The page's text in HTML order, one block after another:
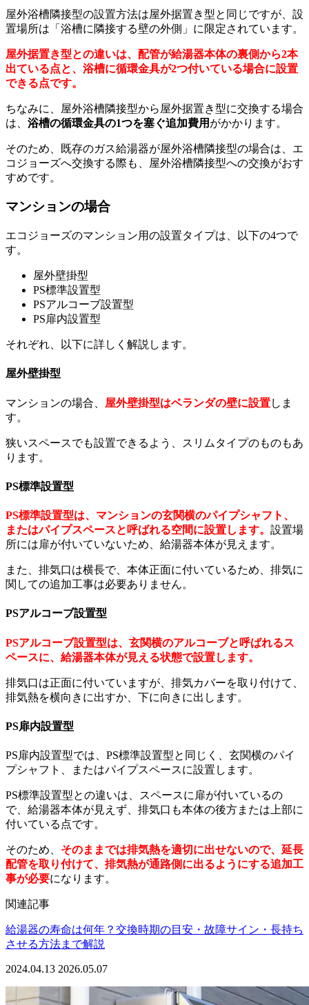
屋外浴槽隣接型の設置方法は屋外据置き型と同じですが、設
置場所は「浴槽に隣接する壁の外側」に限定されています。
屋外据置き型との違いは、配管が給湯器本体の裏側から2本
出ている点と、浴槽に循環金具が2つ付いている場合に設置
できる点です。
ちなみに、屋外浴槽隣接型から屋外据置き型に交換する場合
は、 浴槽の循環金具の1つを塞ぐ追加費用 がかかります。
そのため、既存のガス給湯器が屋外浴槽隣接型の場合は、エ
コジョーズへ交換する際も、屋外浴槽隣接型への交換がおす
すめです。
マンションの場合
エコジョーズのマンション用の設置タイプは、以下の4つで
す。
屋外壁掛型
PS標準設置型
PSアルコーブ設置型
PS扉内設置型
それぞれ、以下に詳しく解説します。
屋外壁掛型
マンションの場合、 屋外壁掛型はベランダの壁に設置しま
す。
狭いスペースでも設置できるよう、スリムタイプのものもあ
ります。
PS標準設置型
PS標準設置型は、マンションの玄関横のパイプシャフト、
またはパイプスペースと呼ばれる空間に設置します。 設置場
所には扉が付いていないため、給湯器本体が見えます。
また、排気口は横長で、本体正面に付いているため、排気に
関しての追加工事は必要ありません。
PSアルコーブ設置型
PSアルコーブ設置型は、玄関横のアルコーブと呼ばれるス
ペースに、給湯器本体が見える状態で設置します。
排気口は正面に付いていますが、排気カバーを取り付けて、
排気熱を横向きに出すか、下に向きに出します。
PS扉内設置型
PS扉内設置型では、PS標準設置型と同じく、玄関横のパイ
プシャフト、またはパイプスペースに設置します。
PS標準設置型との違いは、スペースに扉が付いているの
で、給湯器本体が見えず、排気口も本体の後方または上部に
付いている点です。
そのため、 そのままでは排気熱を適切に出せないので、延長
配管を取り付けて、排気熱が通路側に出るようにする追加工
事が必要になります。
関連記事
給湯器の寿命は何年？交換時期の目安・故障サイン・長持ち
させる方法まで解説
2024.04.13 2026.05.07